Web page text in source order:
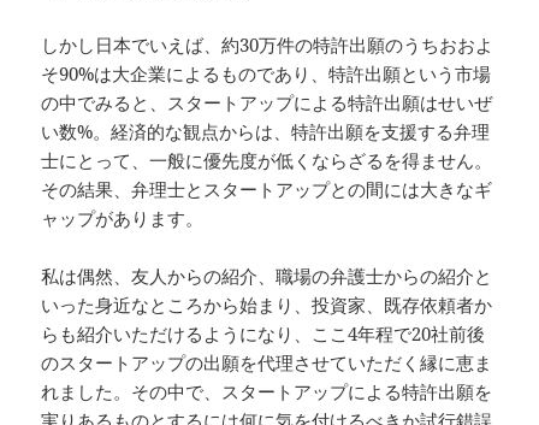
しかし日本でいえば、約30万件の特許出願のうちおおよ
そ90%は大企業によるものであり、特許出願という市場
の中でみると、スタートアップによる特許出願はせいぜ
い数%。経済的な観点からは、特許出願を支援する弁理
士にとって、一般に優先度が低くならざるを得ません。
その結果、弁理士とスタートアップとの間には大きなギ
ャップがあります。
私は偶然、友人からの紹介、職場の弁護士からの紹介と
いった身近なところから始まり、投資家、既存依頼者か
らも紹介いただけるようになり、ここ4年程で20社前後
のスタートアップの出願を代理させていただく縁に恵ま
れました。その中で、スタートアップによる特許出願を
実りあるものとするには何に気を付けるべきか試行錯誤